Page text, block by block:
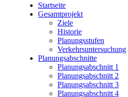
Startseite
Gesamtprojekt
Ziele
Historie
Planungsstufen
Verkehrsuntersuchung
Planungsabschnitte
Planungsabschnitt 1
Planungsabschnitt 2
Planungsabschnitt 3
Planungsabschnitt 4